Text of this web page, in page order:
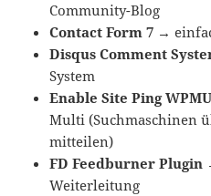
Community-Blog
Contact Form 7 →
Disqus Comment
System
Enable Site Ping WPMU
Multi (Suchmaschinen
mitteilen)
FD Feedburner Plugin
Weiterleitung